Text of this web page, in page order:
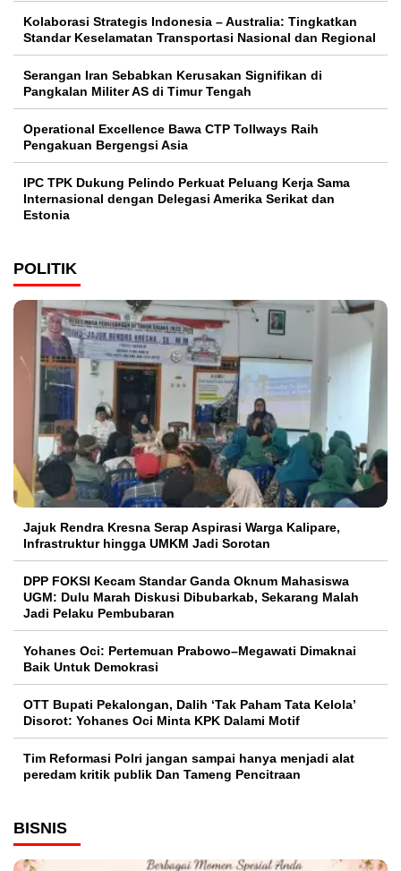
Kolaborasi Strategis Indonesia – Australia: Tingkatkan
Standar Keselamatan Transportasi Nasional dan Regional
Serangan Iran Sebabkan Kerusakan Signifikan di
Pangkalan Militer AS di Timur Tengah
Operational Excellence Bawa CTP Tollways Raih
Pengakuan Bergengsi Asia
IPC TPK Dukung Pelindo Perkuat Peluang Kerja Sama
Internasional dengan Delegasi Amerika Serikat dan
Estonia
POLITIK
Jajuk Rendra Kresna Serap Aspirasi Warga Kalipare,
Infrastruktur hingga UMKM Jadi Sorotan
DPP FOKSI Kecam Standar Ganda Oknum Mahasiswa
UGM: Dulu Marah Diskusi Dibubarkab, Sekarang Malah
Jadi Pelaku Pembubaran
Yohanes Oci: Pertemuan Prabowo–Megawati Dimaknai
Baik Untuk Demokrasi
OTT Bupati Pekalongan, Dalih ‘Tak Paham Tata Kelola’
Disorot: Yohanes Oci Minta KPK Dalami Motif
Tim Reformasi Polri jangan sampai hanya menjadi alat
peredam kritik publik Dan Tameng Pencitraan
BISNIS